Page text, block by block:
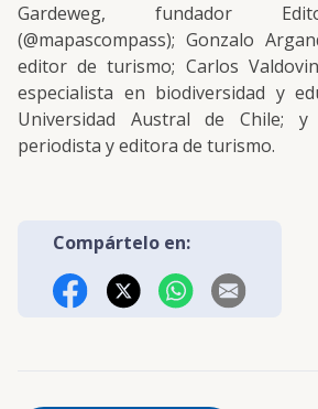
Gardeweg, fundador
(@mapascompass); Gonzalo
editor de turismo; Carlos
especialista en biodiversidad y
Universidad Austral de Chile; y
periodista y editora de turismo.
Compártelo en: